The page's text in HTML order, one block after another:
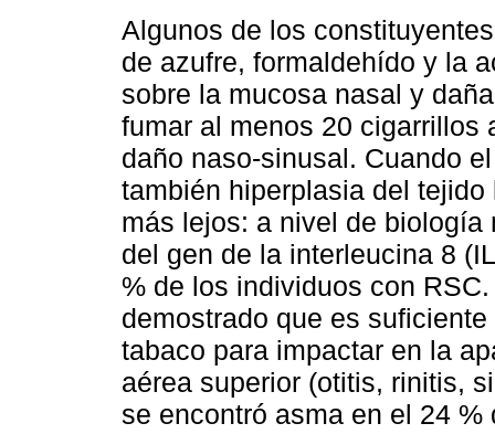
Algunos de los
de azufre, formaldehído y la
sobre la mucosa nasal y
fumar al menos 20 cigarrillos
daño naso-sinusal. Cuando
también hiperplasia del
más lejos: a nivel de
del gen de la interleucina 8
% de los individuos con
demostrado que es
tabaco para impactar en la
aérea superior (otitis, rinitis,
se encontró asma en el 24